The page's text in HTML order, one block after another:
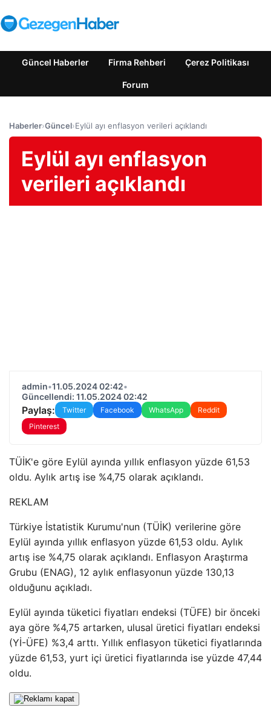
Güncel Haberler Firma Rehberi Çerez Politikası
Forum
Haberler›Güncel›Eylül ayı enflasyon verileri açıklandı
Eylül ayı enflasyon
verileri açıklandı
admin•11.05.2024 02:42•
Güncellendi: 11.05.2024 02:42
Paylaş: Twitter Facebook WhatsApp
Reddit
Pinterest
TÜİK'e göre Eylül ayında yıllık enflasyon yüzde 61,53
oldu. Aylık artış ise %4,75 olarak açıklandı.
REKLAM
Türkiye İstatistik Kurumu'nun (TÜİK) verilerine göre
Eylül ayında yıllık enflasyon yüzde 61,53 oldu. Aylık
artış ise %4,75 olarak açıklandı. Enflasyon Araştırma
Grubu (ENAG), 12 aylık enflasyonun yüzde 130,13
olduğunu açıkladı.
Eylül ayında tüketici fiyatları endeksi (TÜFE) bir önceki
aya göre %4,75 artarken, ulusal üretici fiyatları endeksi
(Yİ-ÜFE) %3,4 arttı. Yıllık enflasyon tüketici fiyatlarında
yüzde 61,53, yurt içi üretici fiyatlarında ise yüzde 47,44
oldu.